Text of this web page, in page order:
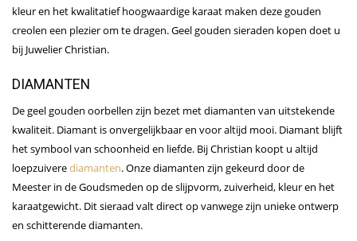
kleur en het kwalitatief hoogwaardige karaat maken deze gouden
creolen een plezier om te dragen. Geel gouden sieraden kopen doet u
bij Juwelier Christian.
DIAMANTEN
De geel gouden oorbellen zijn bezet met diamanten van uitstekende
kwaliteit. Diamant is onvergelijkbaar en voor altijd mooi. Diamant blijft
het symbool van schoonheid en liefde. Bij Christian koopt u altijd
loepzuiverediamanten. Onze diamanten zijn gekeurd door de
Meester in de Goudsmeden op de slijpvorm, zuiverheid, kleur en het
karaatgewicht. Dit sieraad valt direct op vanwege zijn unieke ontwerp
en schitterende diamanten.